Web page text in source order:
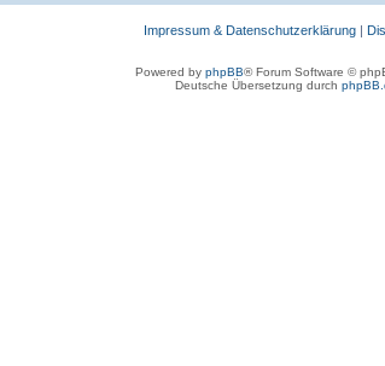
Impressum & Datenschutzerklärung |
Powered by phpBB® Forum Software ©
Deutsche Übersetzung durch